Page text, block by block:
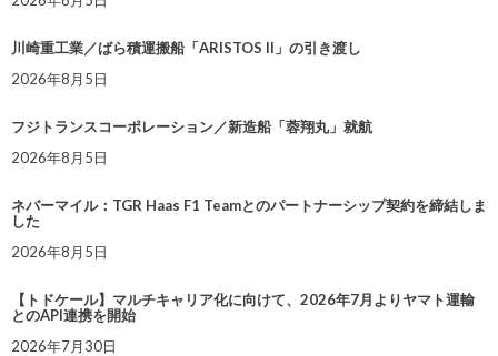
川崎重工業／ばら積運搬船「ARISTOS II」の引き渡し
2026年8月5日
フジトランスコーポレーション／新造船「蓉翔丸」就航
2026年8月5日
ネバーマイル：TGR Haas F1 Teamとのパートナーシップ契約を締結しま
した
2026年8月5日
【トドケール】マルチキャリア化に向けて、2026年7月よりヤマト運輸
とのAPI連携を開始
2026年7月30日